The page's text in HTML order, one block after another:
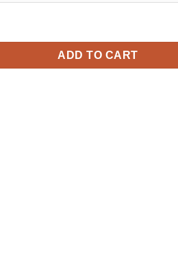
Subida Doom Black/Pink – Titan Box
ADD TO CART